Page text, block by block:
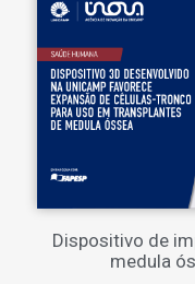
Dispositivo de
medula